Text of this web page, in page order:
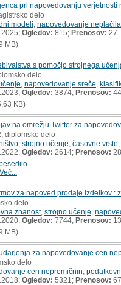
pri napovedovanju
delo
modeli napovedovanje neplačila
Ogledov: 815; Prenosov: 27
MB)
s pomočjo strojnega
delo
napovedovanje sreče
Ogledov: 3874; Prenosov: 44
KB)
na omrežju Twitter za
diplomsko delo
strojno učenje časovne vrste
Ogledov: 2614; Prenosov: 28
Več...
za napoved prodaje izdelkov :
delo
znanost, strojno učenje
Ogledov: 7744; Prenosov:
MB)
za napovedovanje cen
delo
cen nepremičnin
Ogledov: 5321; Prenosov: 67